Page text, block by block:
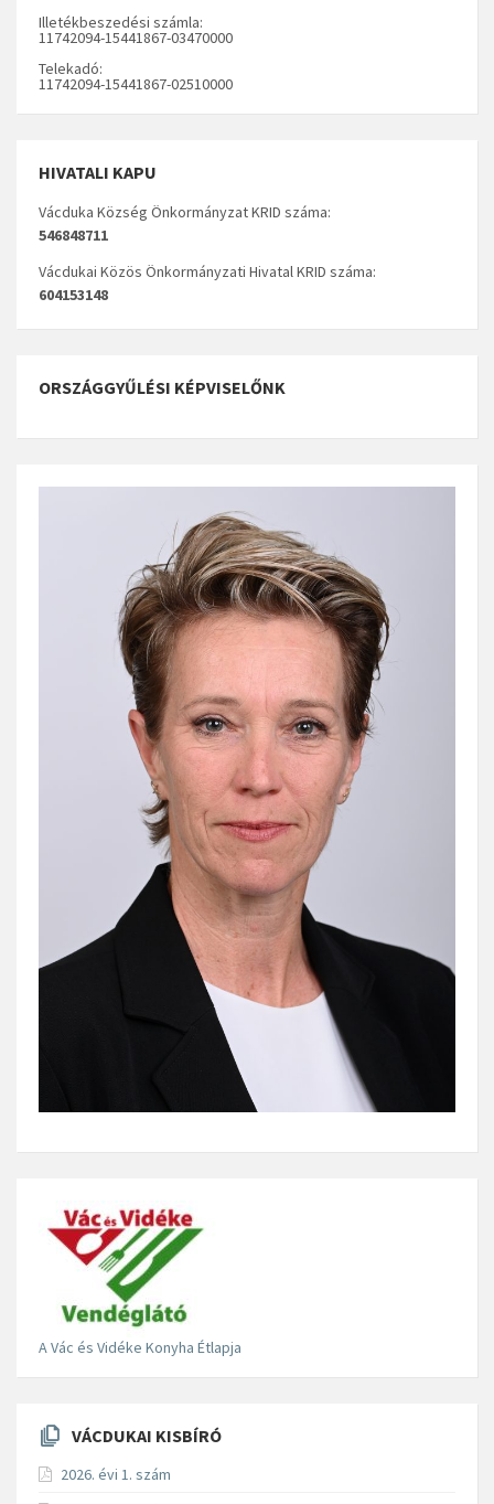
Illetékbeszedési számla:
11742094-15441867-03470000
Telekadó:
11742094-15441867-02510000
HIVATALI KAPU
Vácduka Község Önkormányzat KRID száma:
546848711
Vácdukai Közös Önkormányzati Hivatal KRID száma:
604153148
ORSZÁGGYŰLÉSI KÉPVISELŐNK
A Vác és Vidéke Konyha Étlapja
VÁCDUKAI KISBÍRÓ
2026. évi 1. szám